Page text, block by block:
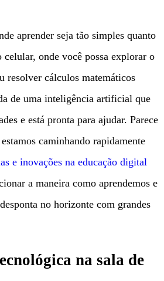
aprender seja tão simples quanto
onde você possa explorar o
resolver cálculos matemáticos
de uma inteligência artificial que
e está pronta para ajudar. Parece
caminhando rapidamente
e inovações na educação digital
a maneira como aprendemos e
no horizonte com grandes
na sala de